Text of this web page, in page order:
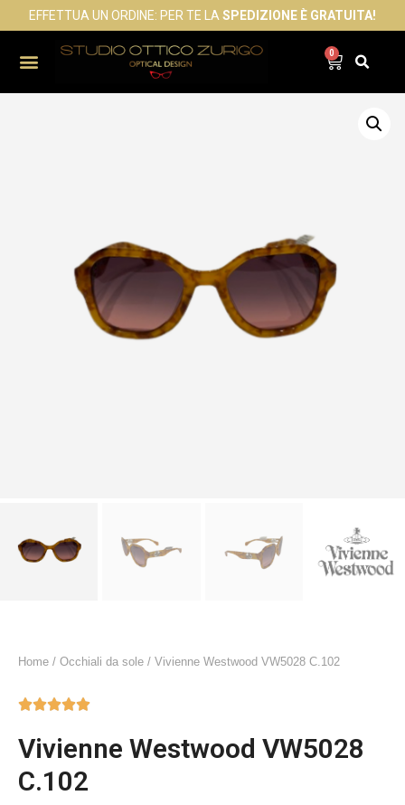
EFFETTUA UN ORDINE: PER TE LA SPEDIZIONE È GRATUITA!
0
Home / Occhiali da sole / Vivienne Westwood VW5028 C.102

Vivienne Westwood VW5028
C.102